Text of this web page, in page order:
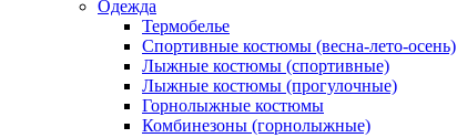
Одежда
Термобелье
Спортивные костюмы (весна-лето-осень)
Лыжные костюмы (спортивные)
Лыжные костюмы (прогулочные)
Горнолыжные костюмы
Комбинезоны (горнолыжные)